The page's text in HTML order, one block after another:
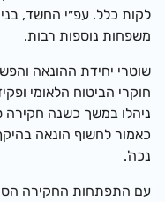
לקות כלל. עפ״י החשד, בני
משפחות נוספות רבות.
שוטרי יחידת ההונאה
חוקרי הביטוח הלאומי
ניהלו במשך כשנה חקירה
כאמור לחשוף הונאה בהיקף
נכה'.
עם התפתחות החקירה